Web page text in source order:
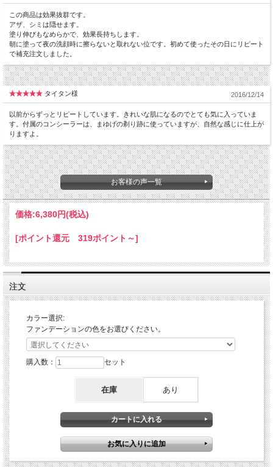
大人気のコスメアイテムが断然お得なセットに！
ムラにならないローションタイプのファンデーションとペン
タイプコンシーラーの使いやすいメイクセットです。
気軽に使えるので、メンズメイクのビギナーさんにもオスス
メです。
【水ファンデーション：ビズファインカラー】
■ 化粧水感覚で使えるローションタイプ。メイク道具不要
で、男性のかたでも手軽に使えるファンデーションです。
■ 薄付きタイプで肌に馴染みやすく、自分の肌の色を活かし
てカバー。至近距離でも目立たず、周りに気付かれにくいナ
チュラルな仕上がりに。
■ 2色以上を混ぜ合わせて、より微妙な色合いを出すことも
【メンズコンシーラー】
■ 優れたカバー効果で、気になる箇所を長時間カバー。ファ
ンデーション「ビズファインカラー」との併用で、よりナチ
ュラルな仕上がりに。
■ サラッとしてるので、ムラにならず自然な仕上がりに。ぼ
くろや濃いシミも目立たなくなります。
［広告文責］日本ブレーンキャピタル株式会社 03-5464-0010
［販売］ザスインターナショナル
［区分］・ビズファインカラー：日本製/化粧品 ・コンシーラー：日
関連商品はこちら
この商品は効果抜群です。
アザ、シミは隠せます。
塗り伸びもなめらかで、効果長持ちします。
朝に塗って夜の洗顔時に擦らないと取れない位です。初めて使ったその日にリピート
で補充注文しました。
タイタン様 2016/12/14
以前からずっとリピートしています。きれいな肌になるのでとても気に入っていま
す。付属のコンシーラーは、まゆげの剃り跡に使っていますが、自然な感じに仕上が
りますよ。
お客様の声一覧
価格:6,380円(税込)
[ポイント還元 319ポイント～]
注文
カラー選択:
ファンデーションの色をお選びください。
購入数： セット
在庫 あり